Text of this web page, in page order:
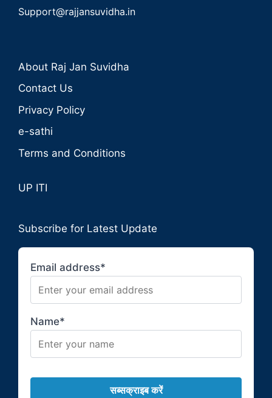
Support@rajjansuvidha.in
About Raj Jan Suvidha
Contact Us
Privacy Policy
e-sathi
Terms and Conditions
UP ITI
Subscribe for Latest Update
Email address*
Name*